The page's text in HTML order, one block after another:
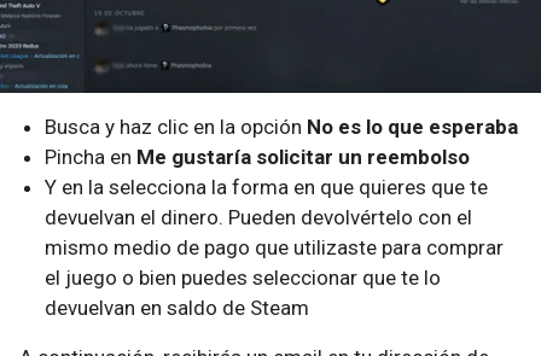
Busca y haz clic en la opción No es lo que esperaba
Pincha en Me gustaría solicitar un reembolso
Y en la selecciona la forma en que quieres que te
devuelvan el dinero. Pueden devolvértelo con el
mismo medio de pago que utilizaste para comprar
el juego o bien puedes seleccionar que te lo
devuelvan en saldo de Steam